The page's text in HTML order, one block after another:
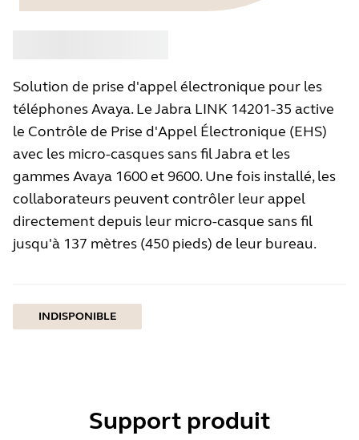
Solution de prise d'appel électronique pour les
téléphones Avaya. Le Jabra LINK 14201-35 active
le Contrôle de Prise d'Appel Électronique (EHS)
avec les micro-casques sans fil Jabra et les
gammes Avaya 1600 et 9600. Une fois installé, les
collaborateurs peuvent contrôler leur appel
directement depuis leur micro-casque sans fil
jusqu'à 137 mètres (450 pieds) de leur bureau.
INDISPONIBLE
Support produit